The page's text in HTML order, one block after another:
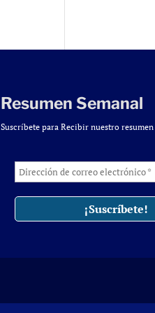
Resumen Semanal
Suscríbete para Recibir nuestro